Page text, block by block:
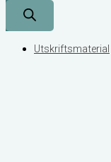
Utskriftsmaterial